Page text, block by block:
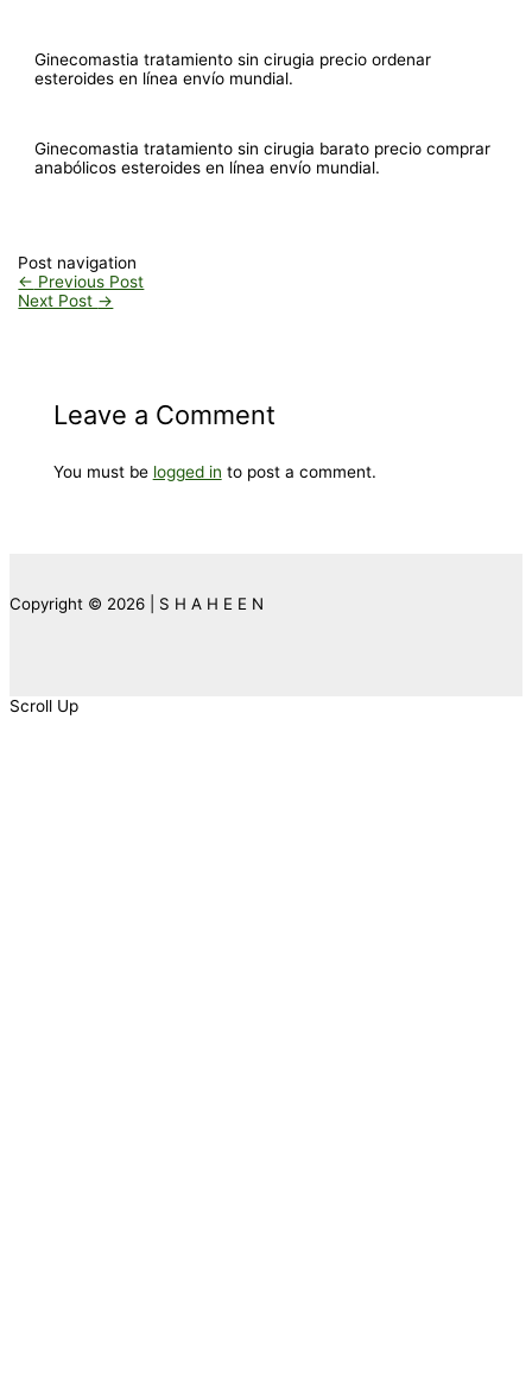
Ginecomastia tratamiento sin cirugia precio ordenar
esteroides en línea envío mundial.
Ginecomastia tratamiento sin cirugia barato precio comprar
anabólicos esteroides en línea envío mundial.
Post navigation
← Previous Post
Next Post →
Leave a Comment
You must be logged in to post a comment.
Copyright © 2026 | S H A H E E N
Scroll Up